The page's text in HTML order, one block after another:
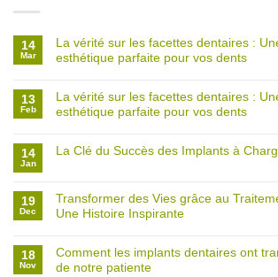
14
Mar
La vérité sur les facettes dentaires :
esthétique parfaite pour vos dents
13
Feb
La vérité sur les facettes dentaires :
esthétique parfaite pour vos dents
14
Jan
La Clé du Succès des Implants à
19
Dec
Transformer des Vies grâce au
Une Histoire Inspirante
18
Nov
Comment les implants dentaires ont
de notre patiente